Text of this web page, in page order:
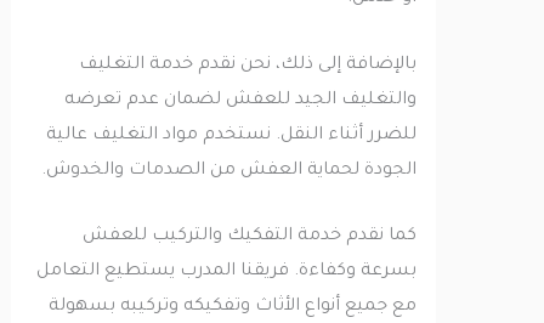
بالإضافة إلى ذلك، نحن نقدم خدمة التغليف
والتغليف الجيد للعفش لضمان عدم تعرضه
للضرر أثناء النقل. نستخدم مواد التغليف عالية
الجودة لحماية العفش من الصدمات والخدوش.
كما نقدم خدمة التفكيك والتركيب للعفش
بسرعة وكفاءة. فريقنا المدرب يستطيع التعامل
مع جميع أنواع الأثاث وتفكيكه وتركيبه بسهولة